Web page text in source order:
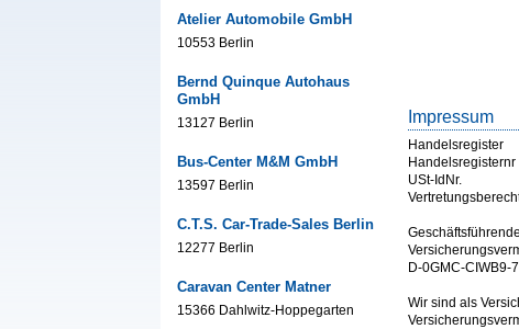
Atelier Automobile GmbH
10553 Berlin
Bernd Quinque Autohaus
GmbH
13127 Berlin
Bus-Center M&M GmbH
13597 Berlin
C.T.S. Car-Trade-Sales Berlin
12277 Berlin
Caravan Center Matner
15366 Dahlwitz-Hoppegarten
Impressum
Handelsregister
Handelsregisternr
USt-IdNr.
D-0GMC-CIWB9-
Wir sind als